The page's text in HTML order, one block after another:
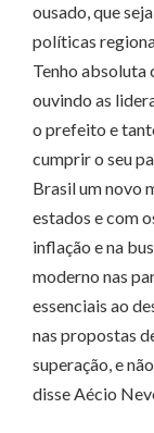
ousado, que
políticas
Tenho absoluta
ouvindo as
o prefeito e
cumprir o seu
Brasil um novo
estados e com
inflação e na
moderno nas
essenciais ao
nas propostas
superação, e
disse Aécio